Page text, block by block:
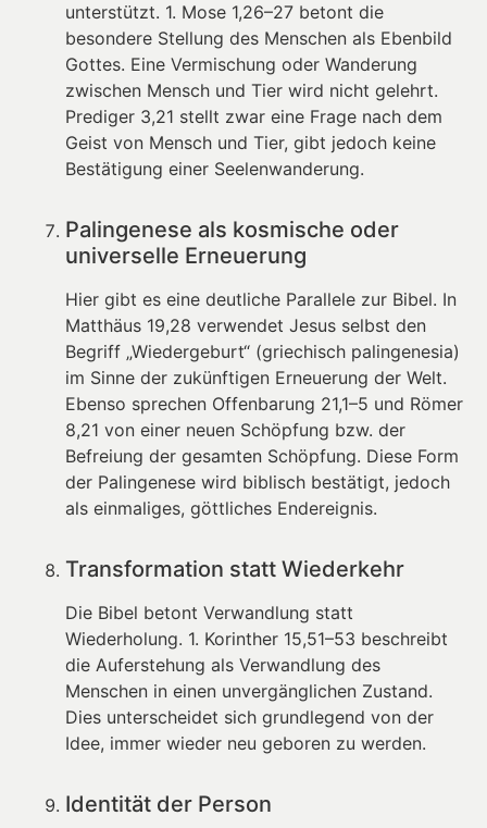
unterstützt. 1. Mose 1,26–27 betont die
besondere Stellung des Menschen als Ebenbild
Gottes. Eine Vermischung oder Wanderung
zwischen Mensch und Tier wird nicht gelehrt.
Prediger 3,21 stellt zwar eine Frage nach dem
Geist von Mensch und Tier, gibt jedoch keine
Bestätigung einer Seelenwanderung.
Palingenese als kosmische oder
universelle Erneuerung
Hier gibt es eine deutliche Parallele zur Bibel. In
Matthäus 19,28 verwendet Jesus selbst den
Begriff „Wiedergeburt“ (griechisch palingenesia)
im Sinne der zukünftigen Erneuerung der Welt.
Ebenso sprechen Offenbarung 21,1–5 und Römer
8,21 von einer neuen Schöpfung bzw. der
Befreiung der gesamten Schöpfung. Diese Form
der Palingenese wird biblisch bestätigt, jedoch
als einmaliges, göttliches Endereignis.
Transformation statt Wiederkehr
Die Bibel betont Verwandlung statt
Wiederholung. 1. Korinther 15,51–53 beschreibt
die Auferstehung als Verwandlung des
Menschen in einen unvergänglichen Zustand.
Dies unterscheidet sich grundlegend von der
Idee, immer wieder neu geboren zu werden.
Identität der Person